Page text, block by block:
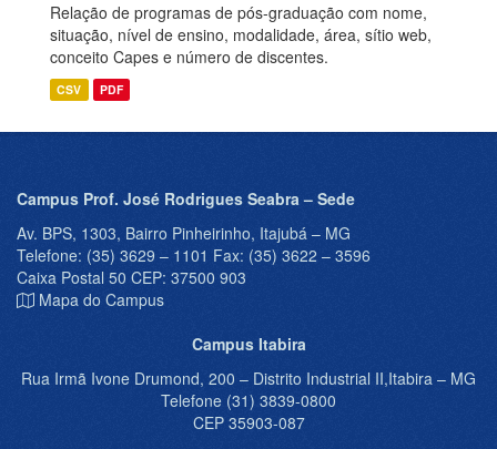
Relação de programas de pós-graduação com nome,
situação, nível de ensino, modalidade, área, sítio web,
conceito Capes e número de discentes.
CSV PDF
Campus Prof. José Rodrigues Seabra – Sede
Av. BPS, 1303, Bairro Pinheirinho, Itajubá – MG
Telefone: (35) 3629 – 1101 Fax: (35) 3622 – 3596
Caixa Postal 50 CEP: 37500 903
Mapa do Campus
Campus Itabira
Rua Irmã Ivone Drumond, 200 – Distrito Industrial II,Itabira – MG
Telefone (31) 3839-0800
CEP 35903-087